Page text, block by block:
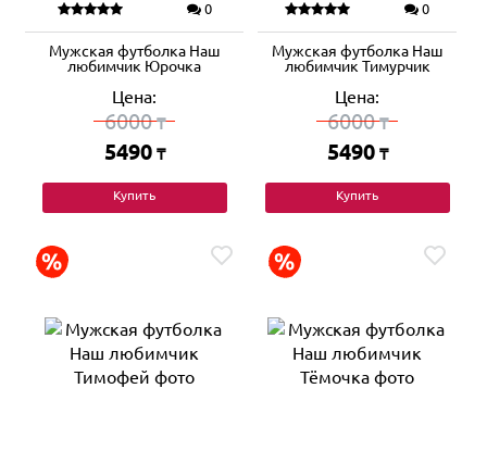
0
Мужская футболка Наш
любимчик Юрочка
Цена:
6000₸
5490 ₸
Купить
0
Мужская футболка Наш
любимчик Тимурчик
Цена:
6000₸
5490 ₸
Купить